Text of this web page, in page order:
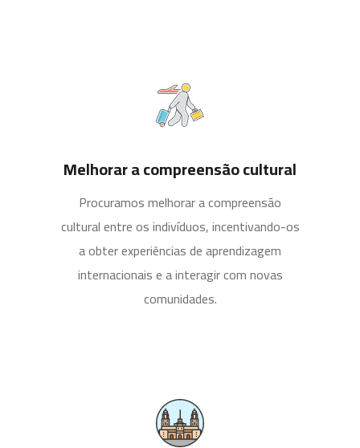
Melhorar a compreensão cultural
Procuramos melhorar a compreensão
cultural entre os indivíduos, incentivando-os
a obter experiências de aprendizagem
internacionais e a interagir com novas
comunidades.